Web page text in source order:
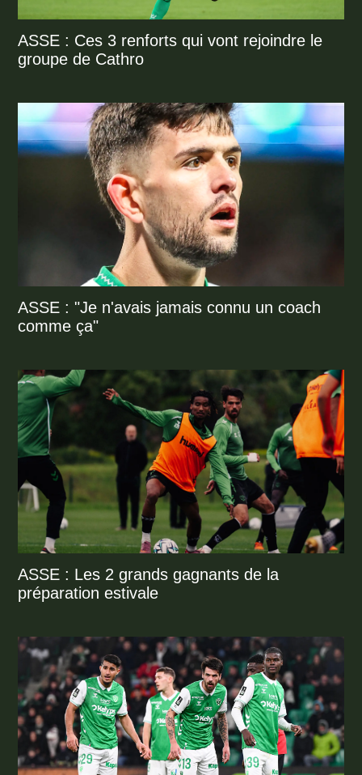
ASSE : Ces 3 renforts qui vont rejoindre le
groupe de Cathro
ASSE : "Je n'avais jamais connu un coach
comme ça"
ASSE : Les 2 grands gagnants de la
préparation estivale